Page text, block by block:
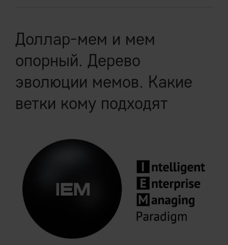
Доллар-мем и мем
опорный. Дерево
эволюции мемов. Какие
ветки кому подходят